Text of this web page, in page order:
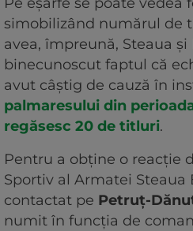
Pe eșarfe se poate vedea
simobilizând numărul de
avea, împreună, Steaua și
binecunoscut faptul că
avut câștig de cauză în
palmaresului din
regăsesc 20 de titluri.
Pentru a obține o reacție
Sportiv al Armatei Steaua
contactat pe Petruț-
numit în funcția de